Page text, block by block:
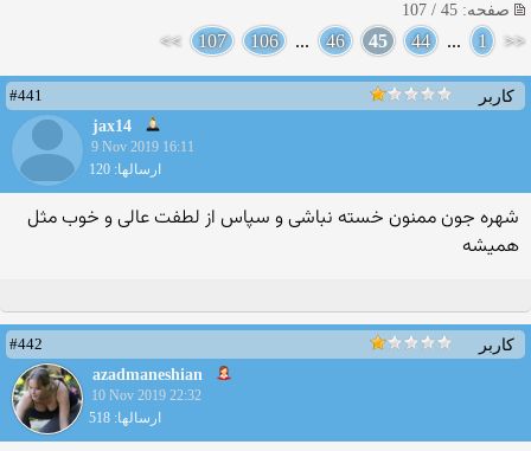
صفحه: 45 / 107
<<
1
...
44
45
46
...
106
107
>>
کاربر
#441
jax14
9 Nov 2019 16:11
ارسالها: 120
شهره جون ممنون خسته نباشی و سپاس از لطفت عالی و خوب مثل
همیشه
کاربر
#442
azadmaneshian
10 Nov 2019 22:32
ارسالها: 518